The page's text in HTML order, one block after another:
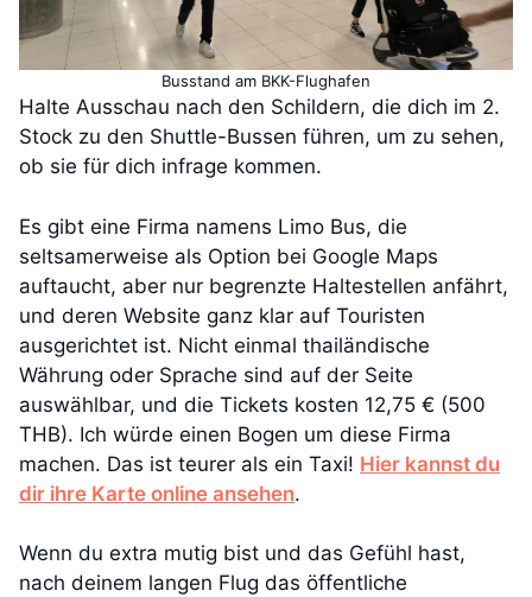
Busstand am BKK-Flughafen
Halte Ausschau nach den Schildern, die dich im 2.
Stock zu den Shuttle-Bussen führen, um zu sehen,
ob sie für dich infrage kommen.
Es gibt eine Firma namens Limo Bus, die
seltsamerweise als Option bei Google Maps
auftaucht, aber nur begrenzte Haltestellen anfährt,
und deren Website ganz klar auf Touristen
ausgerichtet ist. Nicht einmal thailändische
Währung oder Sprache sind auf der Seite
auswählbar, und die Tickets kosten 12,75 € (500
THB). Ich würde einen Bogen um diese Firma
machen. Das ist teurer als ein Taxi! Hier kannst du
dir ihre Karte online ansehen.
Wenn du extra mutig bist und das Gefühl hast,
nach deinem langen Flug das öffentliche